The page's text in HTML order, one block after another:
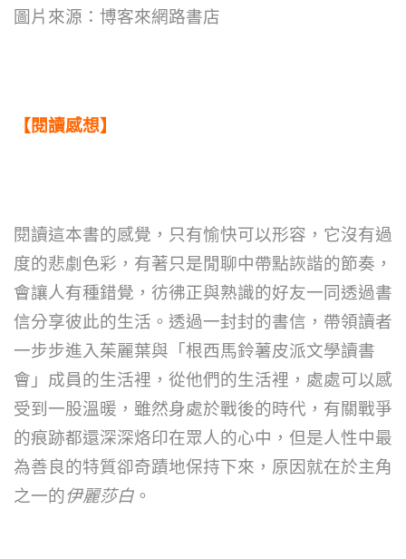
圖片來源： 博客來網路書店
【閱讀感想】
閱讀這本書的感覺，只有愉快可以形容，它沒有過
度的悲劇色彩，有著只是閒聊中帶點詼諧的節奏，
會讓人有種錯覺，彷彿正與熟識的好友一同透過書
信分享彼此的生活。透過一封封的書信，帶領讀者
一步步進入茱麗葉與 「根西馬鈴薯皮派文學讀書
會」 成員的生活裡，從他們的生活裡，處處可以感
受到一股溫暖，雖然身處於戰後的時代，有關戰爭
的痕跡都還深深烙印在眾人的心中，但是人性中最
為善良的特質卻奇蹟地保持下來，原因就在於主角
之一的伊麗莎白 。